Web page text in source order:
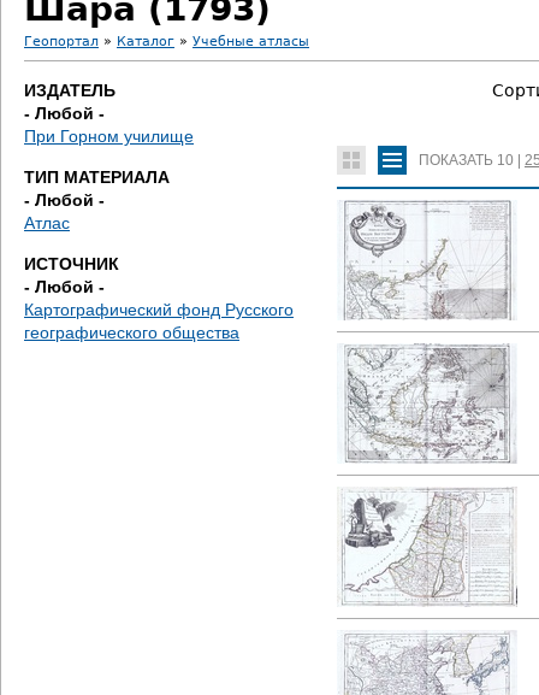
Шара (1793)
В
ы
з
д
е
с
Геопортал » Каталог » Учебные атласы
ИЗДАТЕЛЬ
- Любой -
При Горном училище
ТИП МАТЕРИАЛА
- Любой -
Атлас
ИСТОЧНИК
- Любой -
Картографический фонд Русского
географического общества
ПОКАЗАТЬ 10